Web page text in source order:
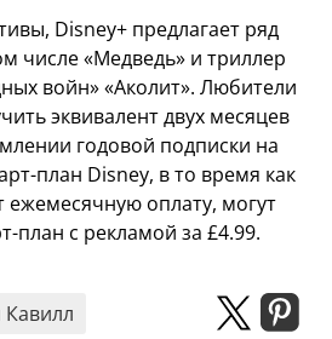
Disney+ предлагает ряд
числе «Медведь» и триллер
войн» «Аколит». Любители
эквивалент двух месяцев
годовой подписки на
план Disney, в то время как
ежемесячную оплату, могут
план с рекламой за £4.99.
Кавилл